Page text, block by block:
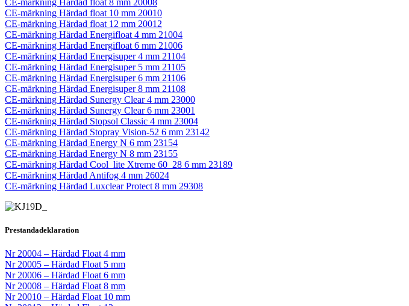
CE-märkning Härdad float 8 mm 20008
CE-märkning Härdad float 10 mm 20010
CE-märkning Härdad float 12 mm 20012
CE-märkning Härdad Energifloat 4 mm 21004
CE-märkning Härdad Energifloat 6 mm 21006
CE-märkning Härdad Energisuper 4 mm 21104
CE-märkning Härdad Energisuper 5 mm 21105
CE-märkning Härdad Energisuper 6 mm 21106
CE-märkning Härdad Energisuper 8 mm 21108
CE-märkning Härdad Sunergy Clear 4 mm 23000
CE-märkning Härdad Sunergy Clear 6 mm 23001
CE-märkning Härdad Stopsol Classic 4 mm 23004
CE-märkning Härdad Stopray Vision-52 6 mm 23142
CE-märkning Härdad Energy N 6 mm 23154
CE-märkning Härdad Energy N 8 mm 23155
CE-märkning Härdad Cool_lite Xtreme 60_28 6 mm 23189
CE-märkning Härdad Antifog 4 mm 26024
CE-märkning Härdad Luxclear Protect 8 mm 29308
Prestandadeklaration
Nr 20004 – Härdad Float 4 mm
Nr 20005 – Härdad Float 5 mm
Nr 20006 – Härdad Float 6 mm
Nr 20008 – Härdad Float 8 mm
Nr 20010 – Härdad Float 10 mm